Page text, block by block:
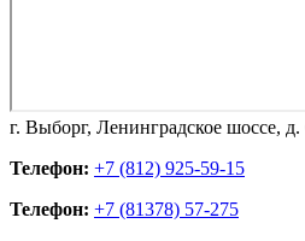
г. Выборг, Ленинградское шоссе, д.
Телефон: +7 (812) 925-59-15
Телефон: +7 (81378) 57-275